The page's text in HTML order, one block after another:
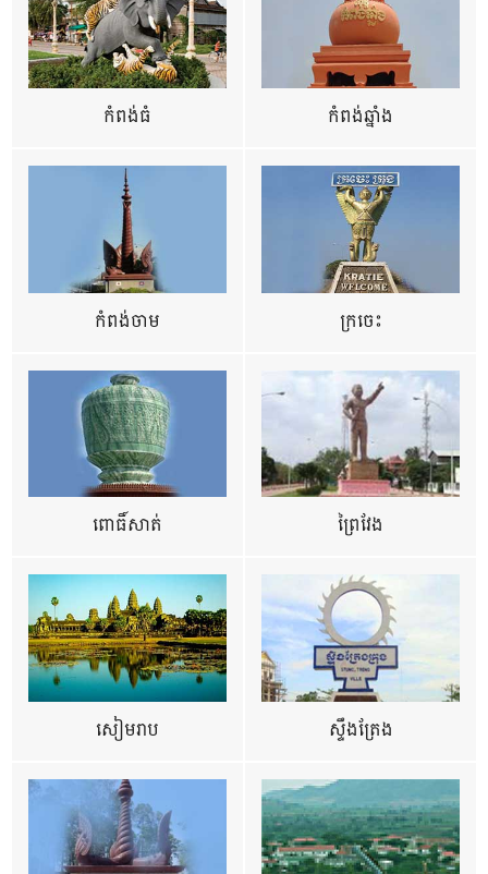
កំពង់ធំ កំពង់ឆ្នាំង
កំពង់ចាម ក្រចេះ
ពោធិ៍សាត់ ព្រៃវែង
សៀមរាប ស្ទឹងត្រែង